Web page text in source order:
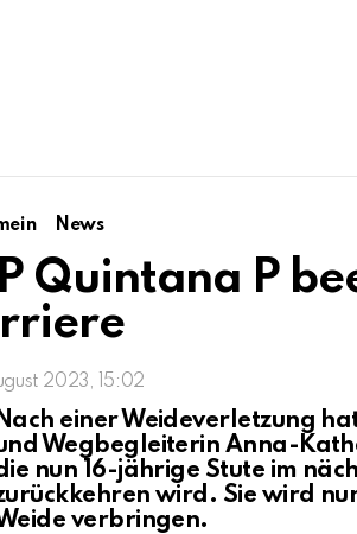
News
Quintana P
2023, 15:02
einer Weideverletzung
Wegbegleiterin Anna-
nun 16-jährige Stute im
wird. Sie wird
verbringen.